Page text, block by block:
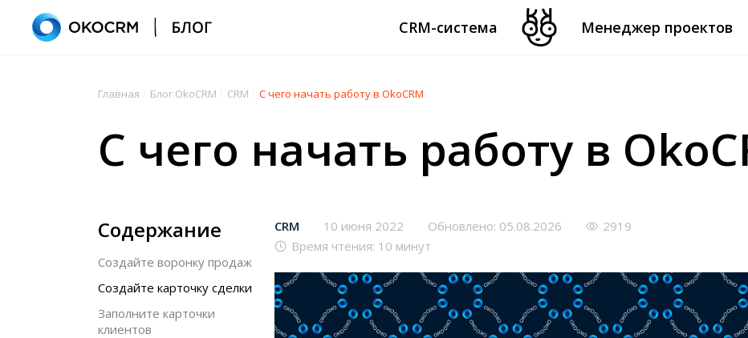
CRM-система Менеджер проектов
Главная Блог OkoCRM CRM С чего начать работу в OkoCRM
С чего начать работу в
Содержание
Создайте воронку продаж
Создайте карточку сделки
Заполните карточки
клиентов
CRM 10 июня 2022 Обновлено: 05.08.2026
2919
Время чтения: 10 минут